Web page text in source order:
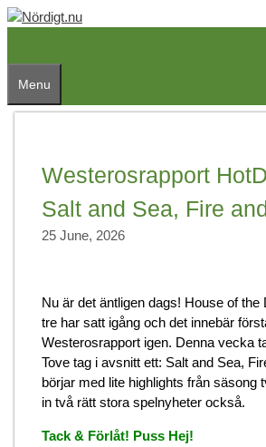
Skip
Menu
Westerosrapport
Salt and Sea, Fire
25 June, 2026
Nu är det äntligen dags! House of the
tre har satt igång och det innebär
Westerosrapport igen. Denna vecka
Tove tag i avsnitt ett: Salt and Sea,
börjar med lite highlights från säsong
in två rätt stora spelnyheter också.
Tack & Förlåt! Puss Hej!